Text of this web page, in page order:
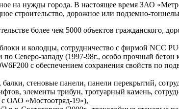
на нужды города. В настоящее время ЗАО
строительство, дорожное или подземно-
более чем 5000 объектов гражданского,
и колодцы, сотрудничество с фирмой NCC
Северо-западу (1997-98г., особо прочный
с обеспечением сохранения свойств по
стеновые панели, панели перекрытий,
элементы трибун, тротуарный камень,
с ОАО «Мостоотряд-19»),